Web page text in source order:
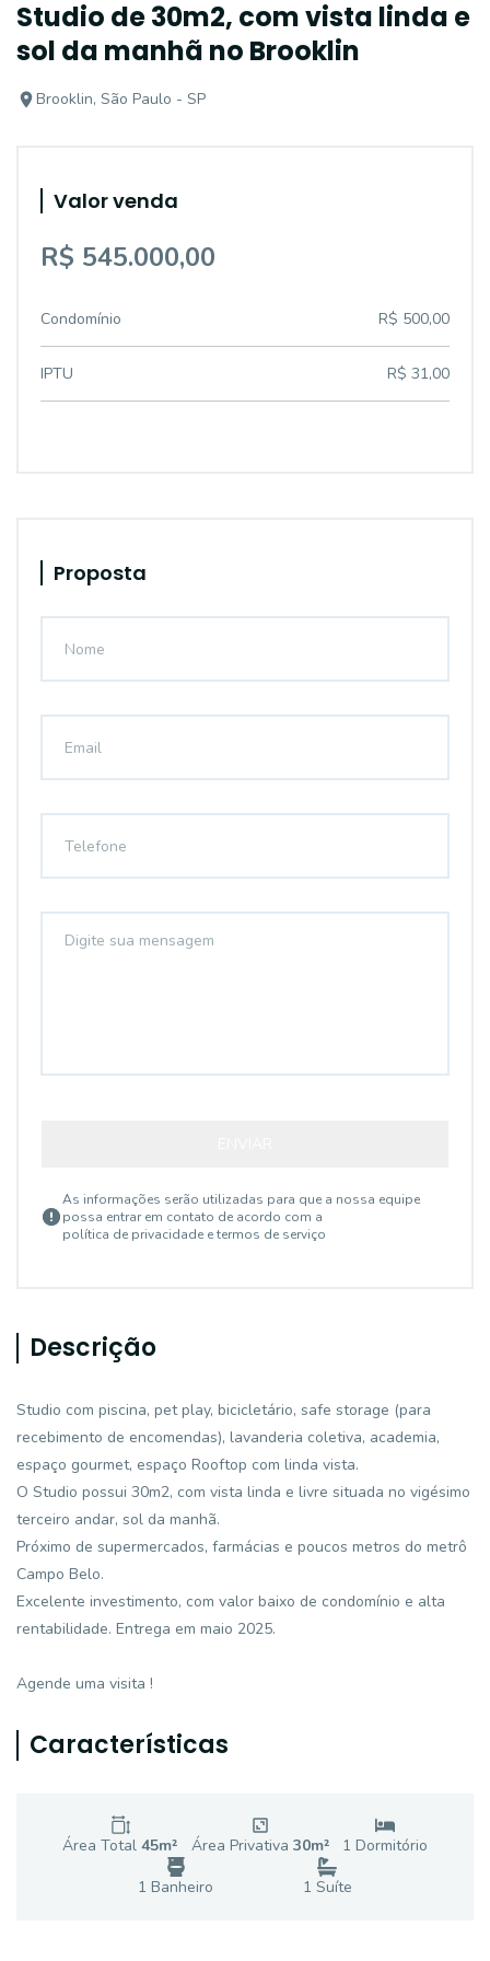
Studio de 30m2, com vista linda e
sol da manhã no Brooklin
Brooklin, São Paulo - SP
Valor venda
R$ 545.000,00
Condomínio R$ 500,00
IPTU R$ 31,00
Proposta
As informações serão utilizadas para que a nossa equipe
possa entrar em contato de acordo com a
política de privacidade e termos de serviço
Descrição
Studio com piscina, pet play, bicicletário, safe storage (para
recebimento de encomendas), lavanderia coletiva, academia,
espaço gourmet, espaço Rooftop com linda vista.
O Studio possui 30m2, com vista linda e livre situada no vigésimo
terceiro andar, sol da manhã.
Próximo de supermercados, farmácias e poucos metros do metrô
Campo Belo.
Excelente investimento, com valor baixo de condomínio e alta
rentabilidade. Entrega em maio 2025.
Agende uma visita !
Características
Área Total 45m² Área Privativa 30m² 1 Dormitório
1 Banheiro 1 Suíte